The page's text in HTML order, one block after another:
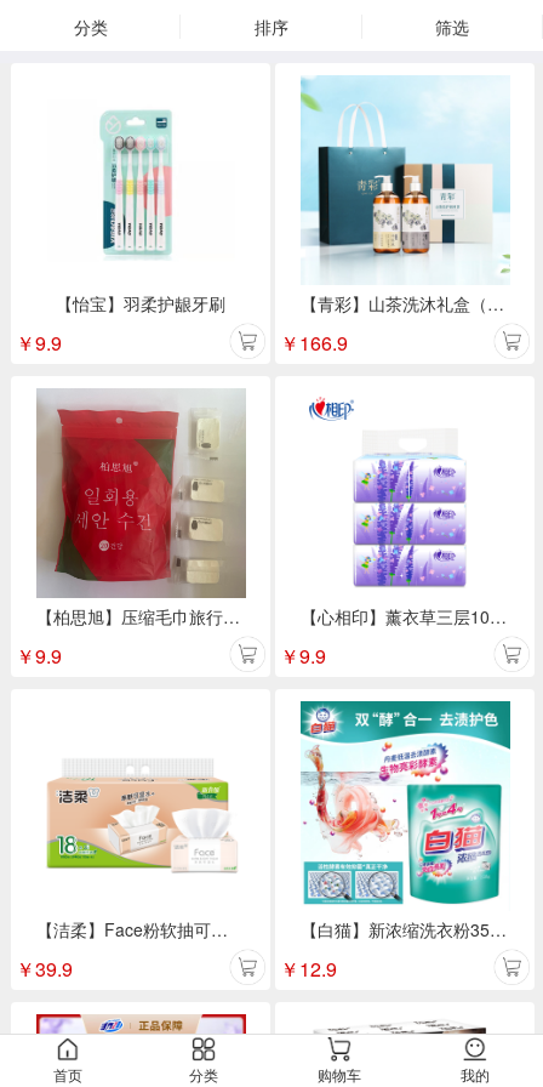
分类 排序 筛选
【怡宝】羽柔护龈牙刷
￥9.9
【柏思旭】压缩毛巾旅行装 20粒/袋
￥9.9
【洁柔】Face粉软抽可湿水面巾纸 3层110抽18包/提
￥39.9
【青彩】山茶洗沐礼盒（洗发水500ml+沐浴露500ml）
￥166.9
【心相印】薰衣草三层100抽 3包抽纸DT100
￥9.9
【白猫】新浓缩洗衣粉350g*1袋
￥12.9
首页 分类 购物车 我的